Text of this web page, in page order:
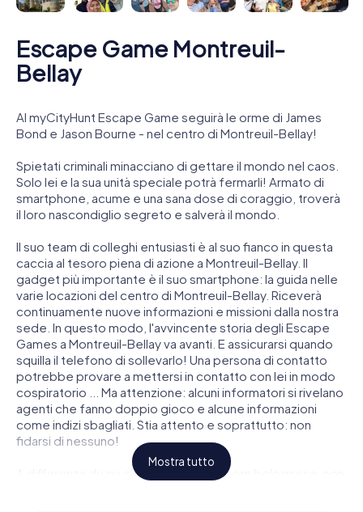
Escape Game Montreuil-
Bellay
Al myCityHunt Escape Game seguirà le orme di James
Bond e Jason Bourne - nel centro di Montreuil-Bellay!
Spietati criminali minacciano di gettare il mondo nel caos.
Solo lei e la sua unità speciale potrà fermarli! Armato di
smartphone, acume e una sana dose di coraggio, troverà
il loro nascondiglio segreto e salverà il mondo.
Il suo team di colleghi entusiasti è al suo fianco in questa
caccia al tesoro piena di azione a Montreuil-Bellay. Il
gadget più importante è il suo smartphone: la guida nelle
varie locazioni del centro di Montreuil-Bellay. Riceverà
continuamente nuove informazioni e missioni dalla nostra
sede. In questo modo, l'avvincente storia degli Escape
Games a Montreuil-Bellay va avanti. E assicurarsi quando
squilla il telefono di sollevarlo! Una persona di contatto
potrebbe provare a mettersi in contatto con lei in modo
cospiratorio ... Ma attenzione: alcuni informatori si rivelano
agenti che fanno doppio gioco e alcune informazioni
come indizi sbagliati. Stia attento e soprattutto: non
fidarsi di nessuno!
A differenza di una classica Escape Room bolognese, non
Mostra tutto